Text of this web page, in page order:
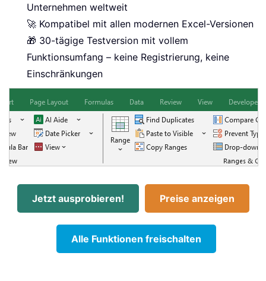
Unternehmen weltweit
🚀 Kompatibel mit allen modernen Excel-Versionen
🎁 30-tägige Testversion mit vollem
Funktionsumfang – keine Registrierung, keine
Einschränkungen
Jetzt ausprobieren! Preise anzeigen
Alle Funktionen freischalten